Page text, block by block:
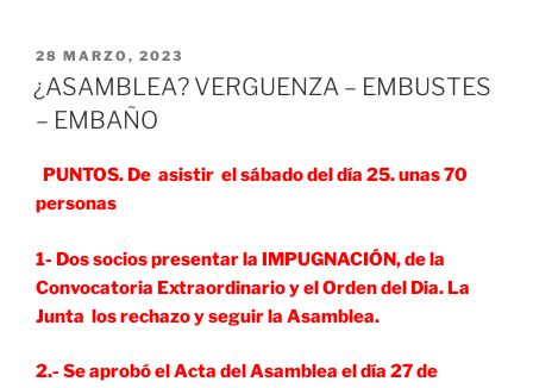
PUBLICADO
EL
28 MARZO, 2023
¿ASAMBLEA? VERGUENZA – EMBUSTES
– EMBAÑO
PUNTOS. De asistir el sábado del día 25. unas 70
personas
1- Dos socios presentar la IMPUGNACIÓN, de la
Convocatoria Extraordinario y el Orden del Dia. La
Junta los rechazo y seguir la Asamblea.
2.- Se aprobó el Acta del Asamblea el día 27 de